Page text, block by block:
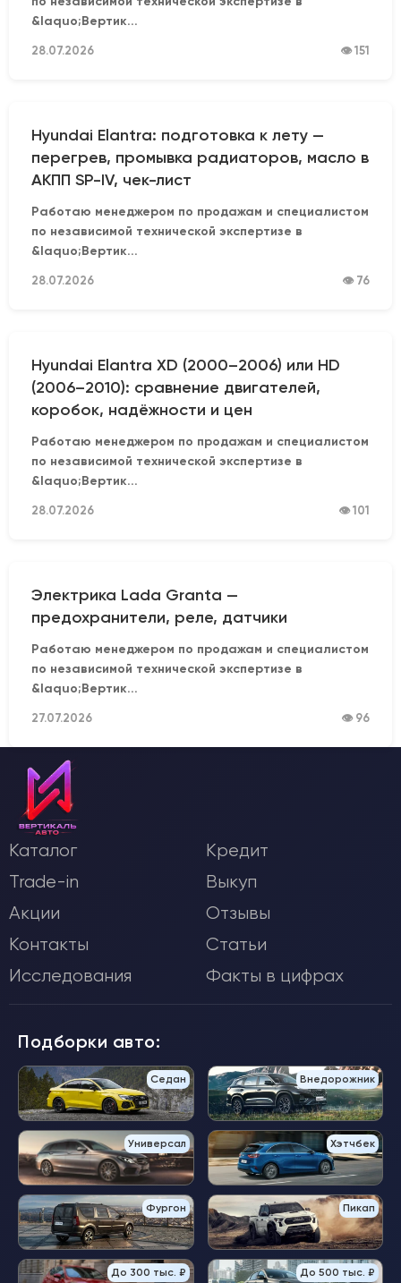
&laquo;Вертик...
28.07.2026 👁 151
Hyundai Elantra: подготовка к лету —
перегрев, промывка радиаторов, масло в
АКПП SP-IV, чек-лист
Работаю менеджером по продажам и специалистом
по независимой технической экспертизе в
&laquo;Вертик...
28.07.2026 👁 76
Hyundai Elantra XD (2000–2006) или HD
(2006–2010): сравнение двигателей,
коробок, надёжности и цен
Работаю менеджером по продажам и специалистом
по независимой технической экспертизе в
&laquo;Вертик...
28.07.2026 👁 101
Электрика Lada Granta —
предохранители, реле, датчики
Работаю менеджером по продажам и специалистом
по независимой технической экспертизе в
&laquo;Вертик...
27.07.2026 👁 96
Каталог
Кредит
Trade-in
Выкуп
Акции
Отзывы
Контакты
Статьи
Исследования
Факты в цифрах
Подборки авто:
Седан Внедорожник
Универсал Хэтчбек
Фургон Пикап
До 300 тыс. ₽ До 500 тыс. ₽